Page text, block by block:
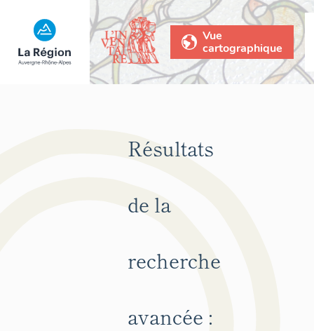
Vue
cartographique
Résultats
de la
recherche
avancée :